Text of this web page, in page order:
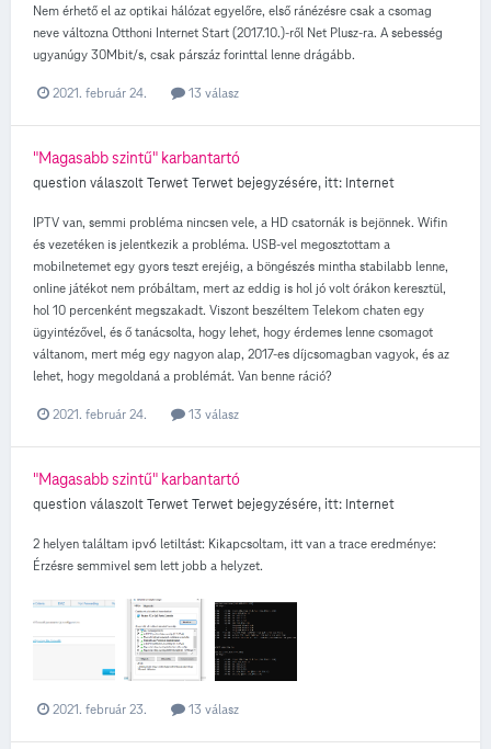
Nem érhető el az optikai hálózat egyelőre, első ránézésre csak a csomag
neve változna Otthoni Internet Start (2017.10.)-ről Net Plusz-ra. A sebesség
ugyanúgy 30Mbit/s, csak párszáz forinttal lenne drágább.
2021. február 24. 13 válasz
"Magasabb szintű" karbantartó
question válaszoltTerwetTerwet bejegyzésére, itt: Internet
IPTV van, semmi probléma nincsen vele, a HD csatornák is bejönnek. Wifin
és vezetéken is jelentkezik a probléma. USB-vel megosztottam a
mobilnetemet egy gyors teszt erejéig, a böngészés mintha stabilabb lenne,
online játékot nem próbáltam, mert az eddig is hol jó volt órákon keresztül,
hol 10 percenként megszakadt. Viszont beszéltem Telekom chaten egy
ügyintézővel, és ő tanácsolta, hogy lehet, hogy érdemes lenne csomagot
váltanom, mert még egy nagyon alap, 2017-es díjcsomagban vagyok, és az
lehet, hogy megoldaná a problémát. Van benne ráció?
2021. február 24. 13 válasz
"Magasabb szintű" karbantartó
question válaszoltTerwetTerwet bejegyzésére, itt: Internet
2 helyen találtam ipv6 letiltást: Kikapcsoltam, itt van a trace eredménye:
Érzésre semmivel sem lett jobb a helyzet.
2021. február 23. 13 válasz